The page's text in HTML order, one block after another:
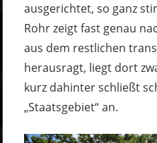
ausgerichtet, so ganz
Rohr zeigt fast genau
aus dem restlichen
herausragt, liegt dort
kurz dahinter schließt
„Staatsgebiet“ an.